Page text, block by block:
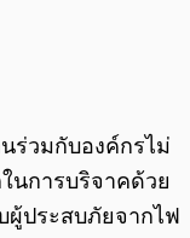
ร่วมกับองค์กรไม่
นการบริจาคด้วย
ผู้ประสบภัยจากไฟ